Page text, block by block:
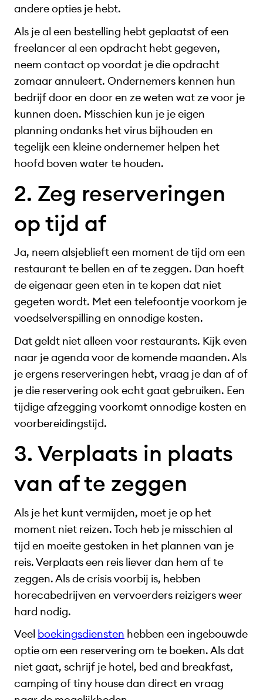
andere opties je hebt.
Als je al een bestelling hebt geplaatst of een
freelancer al een opdracht hebt gegeven,
neem contact op voordat je die opdracht
zomaar annuleert. Ondernemers kennen hun
bedrijf door en door en ze weten wat ze voor je
kunnen doen. Misschien kun je je eigen
planning ondanks het virus bijhouden en
tegelijk een kleine ondernemer helpen het
hoofd boven water te houden.
2. Zeg reserveringen
op tijd af
Ja, neem alsjeblieft een moment de tijd om een
restaurant te bellen en af te zeggen. Dan hoeft
de eigenaar geen eten in te kopen dat niet
gegeten wordt. Met een telefoontje voorkom je
voedselverspilling en onnodige kosten.
Dat geldt niet alleen voor restaurants. Kijk even
naar je agenda voor de komende maanden. Als
je ergens reserveringen hebt, vraag je dan af of
je die reservering ook echt gaat gebruiken. Een
tijdige afzegging voorkomt onnodige kosten en
voorbereidingstijd.
3. Verplaats in plaats
van af te zeggen
Als je het kunt vermijden, moet je op het
moment niet reizen. Toch heb je misschien al
tijd en moeite gestoken in het plannen van je
reis. Verplaats een reis liever dan hem af te
zeggen. Als de crisis voorbij is, hebben
horecabedrijven en vervoerders reizigers weer
hard nodig.
Veel boekingsdiensten hebben een ingebouwde
optie om een reservering om te boeken. Als dat
niet gaat, schrijf je hotel, bed and breakfast,
camping of tiny house dan direct en vraag